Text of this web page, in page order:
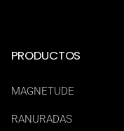
PRODUCTOS
MAGNETUDE
RANURADAS